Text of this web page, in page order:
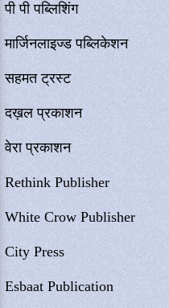
पी पी पब्लिशिंग
मार्जिनलाइज्ड पब्लिकेशन
सहमत ट्रस्ट
दख़ल प्रकाशन
वेरा प्रकाशन
Rethink Publisher
White Crow Publisher
City Press
Esbaat Publication